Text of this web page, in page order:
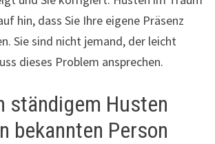
hin, dass Sie Ihre eigene Präsenz
Sie sind nicht jemand, der leicht
dieses Problem ansprechen.
ständigem Husten
bekannten Person